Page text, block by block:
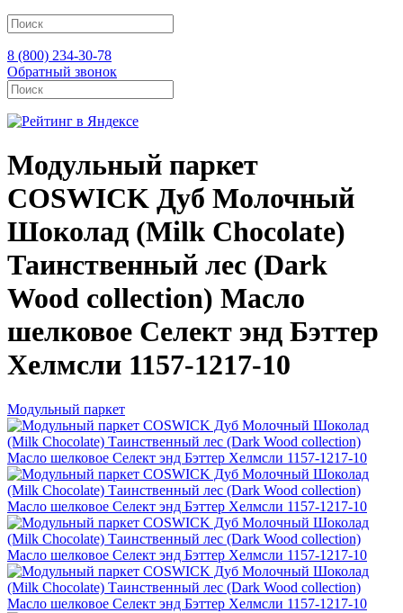
8 (800) 234-30-78
Обратный звонок
Модульный паркет
COSWICK Дуб Молочный
Шоколад (Milk Chocolate)
Таинственный лес (Dark
Wood collection) Масло
шелковое Селект энд Бэттер
Хелмсли 1157-1217-10
Модульный паркет